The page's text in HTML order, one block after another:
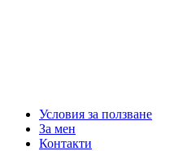
Условия за ползване
За мен
Контакти